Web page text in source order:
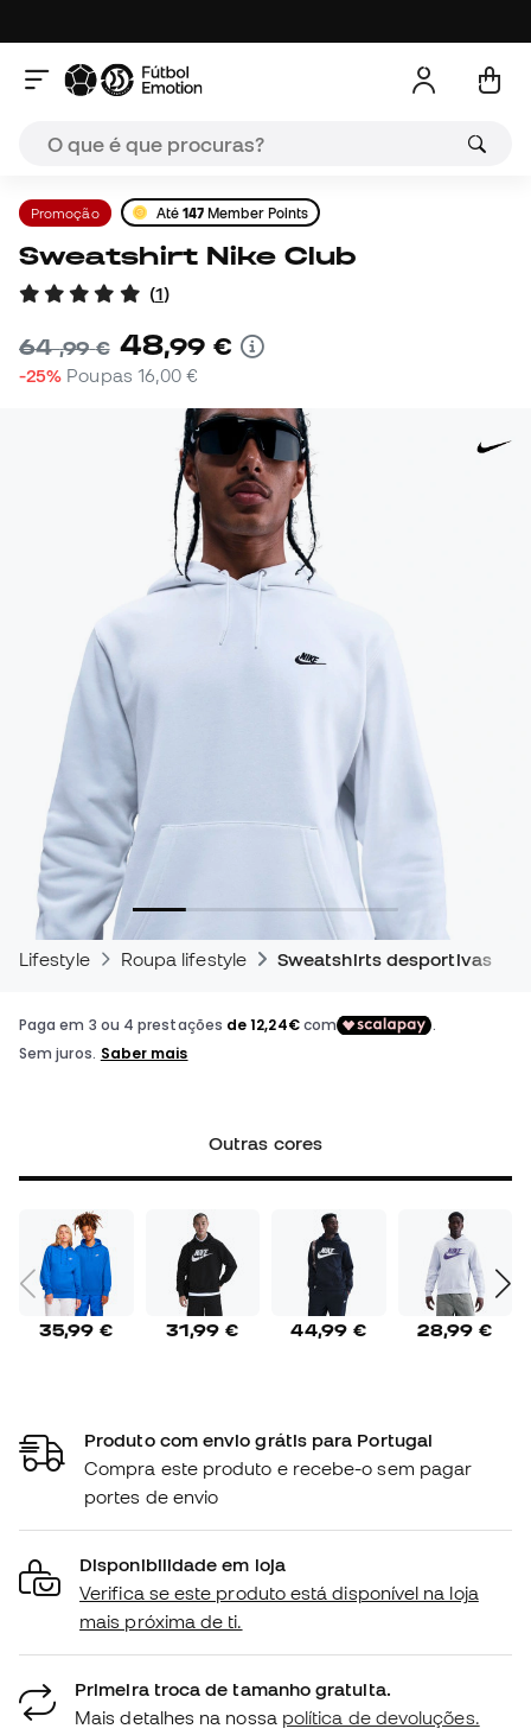
Promoção Até 147 Member Points
Sweatshirt Nike Club
(1)
64,99 € 48,99 €
-25% Poupas 16,00 €
Lifestyle Roupa lifestyle Sweatshirts desportivas
Outras cores
35,99 € 31,99 € 44,99 € 28,99 €
Produto com envio grátis para Portugal
Compra este produto e recebe-o sem pagar
portes de envio
Disponibilidade em loja
Verifica se este produto está disponível na loja
mais próxima de ti.
Primeira troca de tamanho gratuita.
Mais detalhes na nossa política de devoluções.